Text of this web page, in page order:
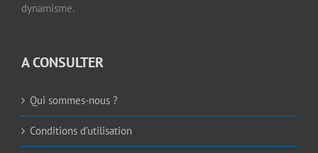
dynamisme.
A CONSULTER
Qui sommes-nous ?
Conditions d’utilisation